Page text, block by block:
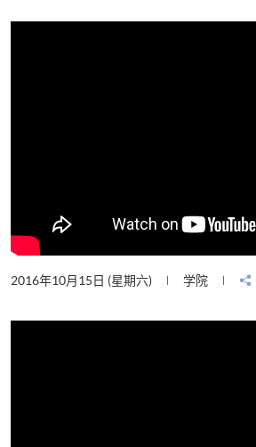
片
2016年10月15日 (星期六) 学院